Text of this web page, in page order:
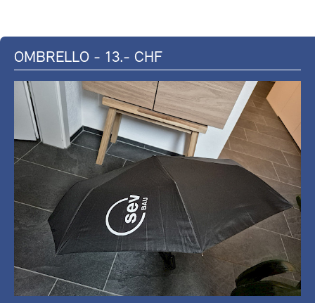
OMBRELLO - 13.- CHF